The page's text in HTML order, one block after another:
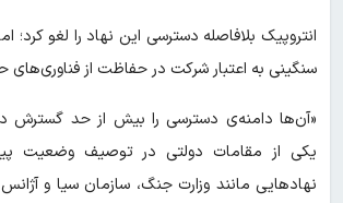
انتروپیک بلافاصله دسترسی این نهاد را لغو کرد؛
سنگینی به اعتبار شرکت در حفاظت از فناوری‌های
«آن‌ها دامنه‌ی دسترسی را بیش از حد گسترش
یکی از مقامات دولتی در توصیف وضعیت
نهادهایی مانند وزارت جنگ، سازمان سیا و